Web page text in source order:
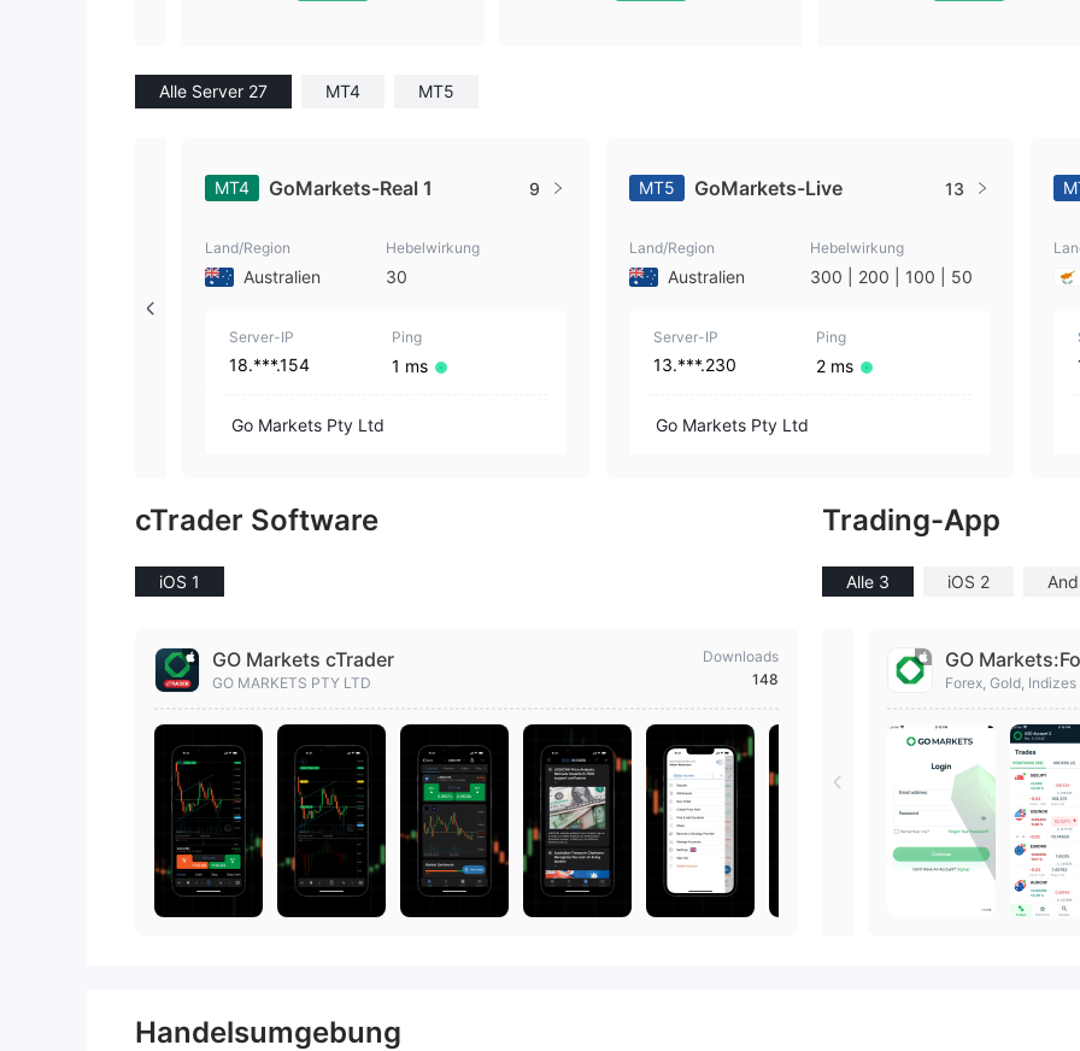
Alle Server 27 MT4 MT5
MT4 GoMarkets-Real 1 9
Land/Region
Australien
Hebelwirkung
30
Server-IP
18.***.154
Ping
1 ms
Go Markets Pty Ltd
MT5 GoMarkets-Live 13
Land/Region
Australien
Hebelwirkung
300 | 200 | 100 | 50
Server-IP
13.***.230
Ping
2 ms
Go Markets Pty Ltd
cTrader Software
iOS 1
GO Markets cTrader
GO MARKETS PTY LTD
Downloads
148
Trading-App
Alle 3 iOS 2
GO
Forex, Gold,
Handelsumgebung